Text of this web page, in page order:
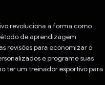
revoluciona a forma como
de aprendizagem
revisões para economizar o
e programe suas
ter um treinador esportivo para